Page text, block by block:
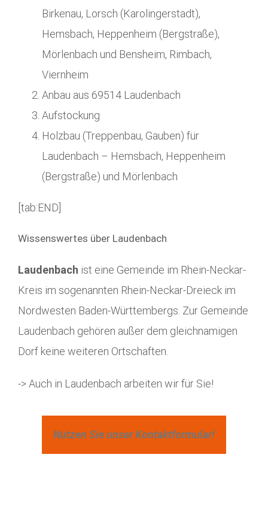
Birkenau, Lorsch (Karolingerstadt),
Hemsbach, Heppenheim (Bergstraße),
Mörlenbach und Bensheim, Rimbach,
Viernheim
Anbau aus 69514 Laudenbach
Aufstockung
Holzbau (Treppenbau, Gauben) für
Laudenbach – Hemsbach, Heppenheim
(Bergstraße) und Mörlenbach
[tab:END]
Wissenswertes über Laudenbach
Laudenbach ist eine Gemeinde im Rhein-Neckar-
Kreis im sogenannten Rhein-Neckar-Dreieck im
Nordwesten Baden-Württembergs. Zur Gemeinde
Laudenbach gehören außer dem gleichnamigen
Dorf keine weiteren Ortschaften.
-> Auch in Laudenbach arbeiten wir für Sie!
Nutzen Sie unser Kontaktformular!